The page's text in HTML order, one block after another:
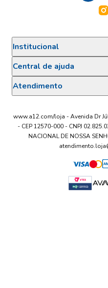
Institucional
Central de ajuda
Atendimento
www.a12.com/loja - Avenida Dr
- CEP 12570-000 - CNPJ
NACIONAL DE NOSSA